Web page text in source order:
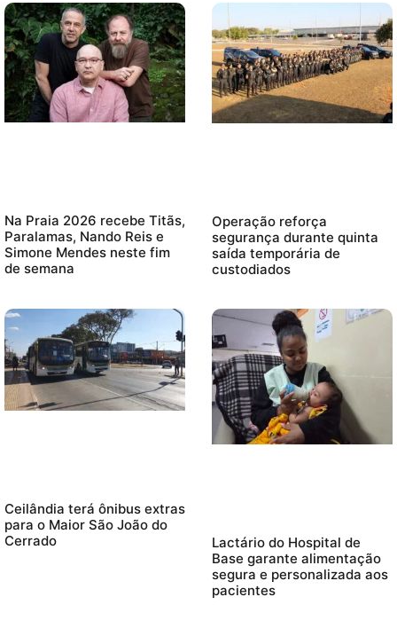
Na Praia 2026 recebe Titãs,
Paralamas, Nando Reis e
Simone Mendes neste fim
de semana
Operação reforça
segurança durante quinta
saída temporária de
custodiados
Ceilândia terá ônibus extras
para o Maior São João do
Cerrado
Lactário do Hospital de
Base garante alimentação
segura e personalizada aos
pacientes